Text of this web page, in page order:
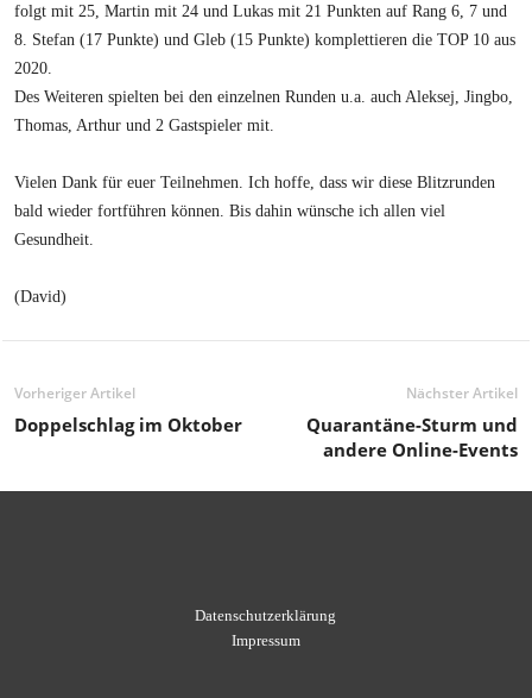
folgt mit 25, Martin mit 24 und Lukas mit 21 Punkten auf Rang 6, 7 und
8. Stefan (17 Punkte) und Gleb (15 Punkte) komplettieren die TOP 10 aus
2020.
Des Weiteren spielten bei den einzelnen Runden u.a. auch Aleksej, Jingbo,
Thomas, Arthur und 2 Gastspieler mit.
Vielen Dank für euer Teilnehmen. Ich hoffe, dass wir diese Blitzrunden
bald wieder fortführen können. Bis dahin wünsche ich allen viel
Gesundheit.
(David)
Vorheriger Artikel
Doppelschlag im Oktober
Nächster Artikel
Quarantäne-Sturm und
andere Online-Events
Datenschutzerklärung
Impressum